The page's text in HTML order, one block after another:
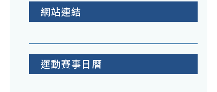
網站連結
運動賽事日曆